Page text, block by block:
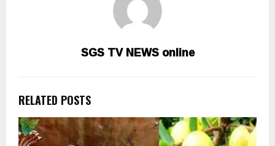
SGS TV NEWS online
RELATED POSTS